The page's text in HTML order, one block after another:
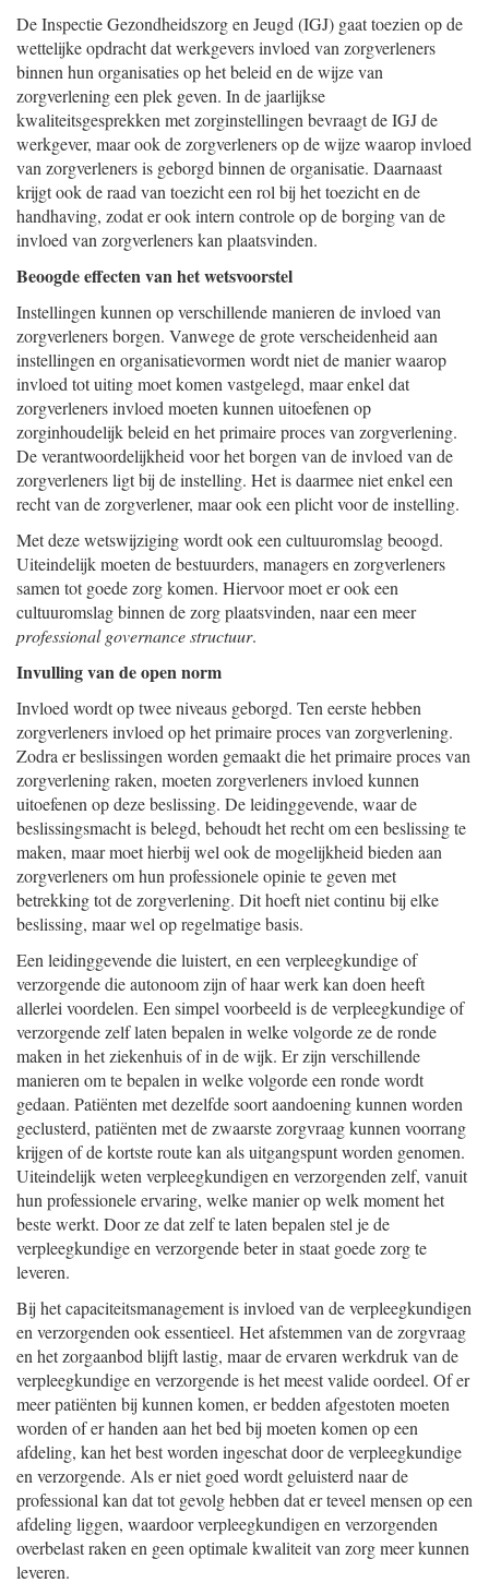
De Inspectie Gezondheidszorg en Jeugd (IGJ) gaat toezien op de
wettelijke opdracht dat werkgevers invloed van zorgverleners
binnen hun organisaties op het beleid en de wijze van
zorgverlening een plek geven. In de jaarlijkse
kwaliteitsgesprekken met zorginstellingen bevraagt de IGJ de
werkgever, maar ook de zorgverleners op de wijze waarop invloed
van zorgverleners is geborgd binnen de organisatie. Daarnaast
krijgt ook de raad van toezicht een rol bij het toezicht en de
handhaving, zodat er ook intern controle op de borging van de
invloed van zorgverleners kan plaatsvinden.
Beoogde effecten van het wetsvoorstel
Instellingen kunnen op verschillende manieren de invloed van
zorgverleners borgen. Vanwege de grote verscheidenheid aan
instellingen en organisatievormen wordt niet de manier waarop
invloed tot uiting moet komen vastgelegd, maar enkel dat
zorgverleners invloed moeten kunnen uitoefenen op
zorginhoudelijk beleid en het primaire proces van zorgverlening.
De verantwoordelijkheid voor het borgen van de invloed van de
zorgverleners ligt bij de instelling. Het is daarmee niet enkel een
recht van de zorgverlener, maar ook een plicht voor de instelling.
Met deze wetswijziging wordt ook een cultuuromslag beoogd.
Uiteindelijk moeten de bestuurders, managers en zorgverleners
samen tot goede zorg komen. Hiervoor moet er ook een
cultuuromslag binnen de zorg plaatsvinden, naar een meer
professional governance structuur.
Invulling van de open norm
Invloed wordt op twee niveaus geborgd. Ten eerste hebben
zorgverleners invloed op het primaire proces van zorgverlening.
Zodra er beslissingen worden gemaakt die het primaire proces van
zorgverlening raken, moeten zorgverleners invloed kunnen
uitoefenen op deze beslissing. De leidinggevende, waar de
beslissingsmacht is belegd, behoudt het recht om een beslissing te
maken, maar moet hierbij wel ook de mogelijkheid bieden aan
zorgverleners om hun professionele opinie te geven met
betrekking tot de zorgverlening. Dit hoeft niet continu bij elke
beslissing, maar wel op regelmatige basis.
Een leidinggevende die luistert, en een verpleegkundige of
verzorgende die autonoom zijn of haar werk kan doen heeft
allerlei voordelen. Een simpel voorbeeld is de verpleegkundige of
verzorgende zelf laten bepalen in welke volgorde ze de ronde
maken in het ziekenhuis of in de wijk. Er zijn verschillende
manieren om te bepalen in welke volgorde een ronde wordt
gedaan. Patiënten met dezelfde soort aandoening kunnen worden
geclusterd, patiënten met de zwaarste zorgvraag kunnen voorrang
krijgen of de kortste route kan als uitgangspunt worden genomen.
Uiteindelijk weten verpleegkundigen en verzorgenden zelf, vanuit
hun professionele ervaring, welke manier op welk moment het
beste werkt. Door ze dat zelf te laten bepalen stel je de
verpleegkundige en verzorgende beter in staat goede zorg te
leveren.
Bij het capaciteitsmanagement is invloed van de verpleegkundigen
en verzorgenden ook essentieel. Het afstemmen van de zorgvraag
en het zorgaanbod blijft lastig, maar de ervaren werkdruk van de
verpleegkundige en verzorgende is het meest valide oordeel. Of er
meer patiënten bij kunnen komen, er bedden afgestoten moeten
worden of er handen aan het bed bij moeten komen op een
afdeling, kan het best worden ingeschat door de verpleegkundige
en verzorgende. Als er niet goed wordt geluisterd naar de
professional kan dat tot gevolg hebben dat er teveel mensen op een
afdeling liggen, waardoor verpleegkundigen en verzorgenden
overbelast raken en geen optimale kwaliteit van zorg meer kunnen
leveren.